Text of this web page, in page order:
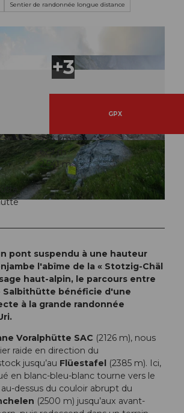
Sentier de randonnée longue distance
Verein Urner Wanderwege |
Verein Urn
|
© Sanna Laurén/ Markus Fehlmann, Verein Urn
er Wanderwege |
GPX
7,14 km
629 m
2.541 m
pont suspendu à une hauteur
l'abîme de la « Stotzig-Chäl
haut-alpin, le parcours entre
Salbithütte bénéficie d'une
à la grande randonnée
Voralphütte SAC (2126 m), nous
raide en direction du
jusqu’au Flüestafel
(2385 m). Ici,
en blanc-bleu-blanc tourne vers le
dessus du couloir abrupt du
(2500 m) jusqu’aux avant-